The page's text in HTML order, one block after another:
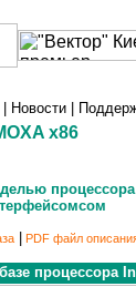
Новости
x86
| PDF файл
процессора